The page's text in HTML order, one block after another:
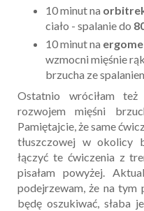
10 minut na
ciało - spalanie do
10 minut na
wzmocni mięśnie
brzucha ze
Ostatnio wróciłam
rozwojem mięśni
Pamiętajcie, że same
tłuszczowej w okolicy
łączyć te ćwiczenia z
pisałam powyżej.
podejrzewam, że na tym
będę oszukiwać, słaba